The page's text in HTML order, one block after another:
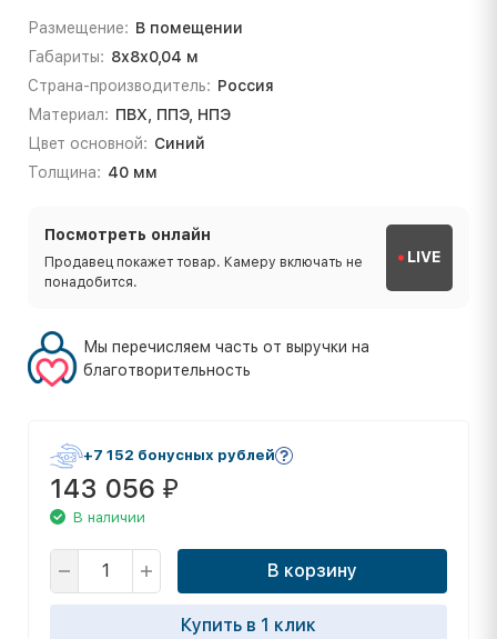
Размещение: В помещении
Габариты: 8х8х0,04 м
Страна-производитель: Россия
Материал: ПВХ, ППЭ, НПЭ
Цвет основной: Синий
Толщина: 40 мм
Посмотреть онлайн
Продавец покажет товар. Камеру включать не
понадобится.
LIVE
Мы перечисляем часть от выручки на
благотворительность
+7 152 бонусных рублей
143 056 ₽
В наличии
В корзину
Купить в 1 клик